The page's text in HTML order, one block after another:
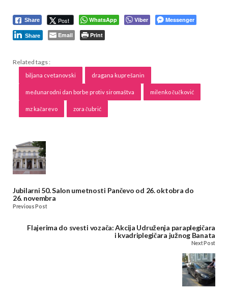
Share Post WhatsApp Viber Messenger
Share Email Print
Related tags :
biljana cvetanovski dragana kuprešanin
međunarodni dan borbe protiv siromaštva milenko čučković
mz kačarevo zora čubrić
Jubilarni 50. Salon umetnosti Pančevo od 26. oktobra do
26. novembra
Previous Post
Flajerima do svesti vozača: Akcija Udruženja paraplegičara
i kvadriplegičara južnog Banata
Next Post